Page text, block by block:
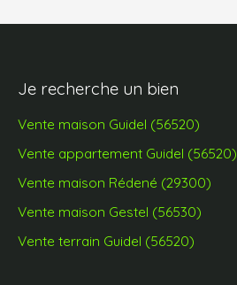
Je recherche un bien
Vente maison Guidel (56520)
Vente appartement Guidel (56520)
Vente maison Rédené (29300)
Vente maison Gestel (56530)
Vente terrain Guidel (56520)